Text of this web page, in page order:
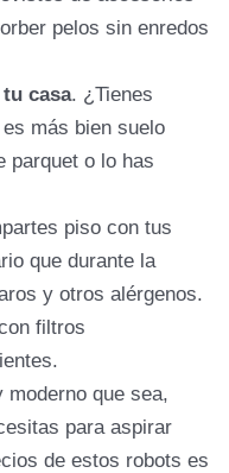
pelos sin enredos
casa. ¿Tienes
más bien suelo
parquet o lo has
piso con tus
que durante la
y otros alérgenos.
filtros
moderno que sea,
para aspirar
de estos robots es